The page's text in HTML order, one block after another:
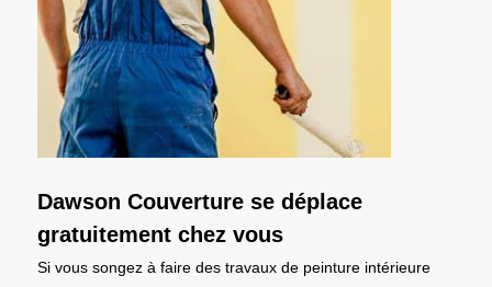
Dawson Couverture se déplace
gratuitement chez vous
Si vous songez à faire des travaux de peinture intérieure